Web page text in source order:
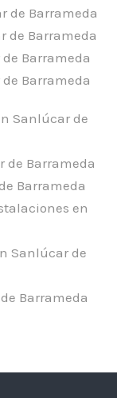
de Barrameda
de Barrameda
Barrameda
Barrameda
Sanlúcar de
de Barrameda
Barrameda
en
Sanlúcar de
Barrameda